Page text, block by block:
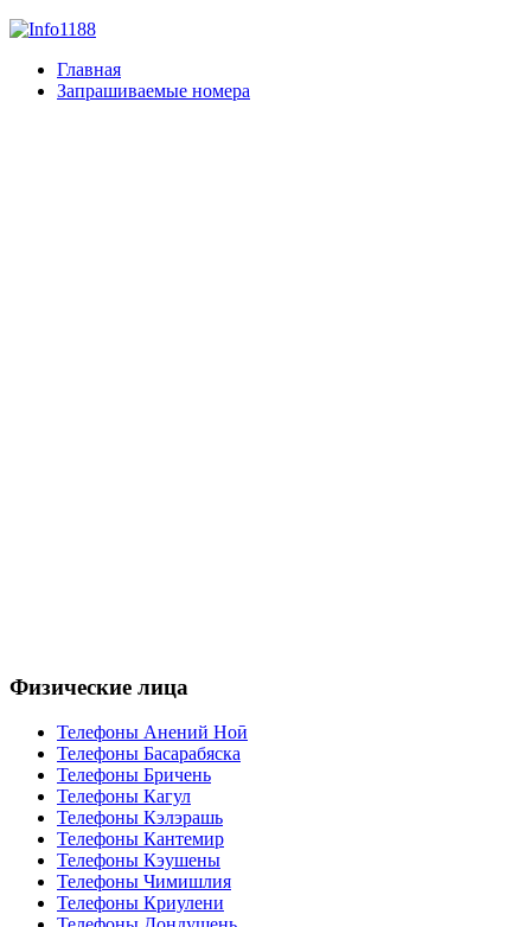
Главная
Запрашиваемые номера
Физические лица
Телефоны Анений Ноӣ
Телефоны Басарабяска
Телефоны Бричень
Телефоны Кагул
Телефоны Кэлэрашь
Телефоны Кантемир
Телефоны Кэушены
Телефоны Чимишлия
Телефоны Криулени